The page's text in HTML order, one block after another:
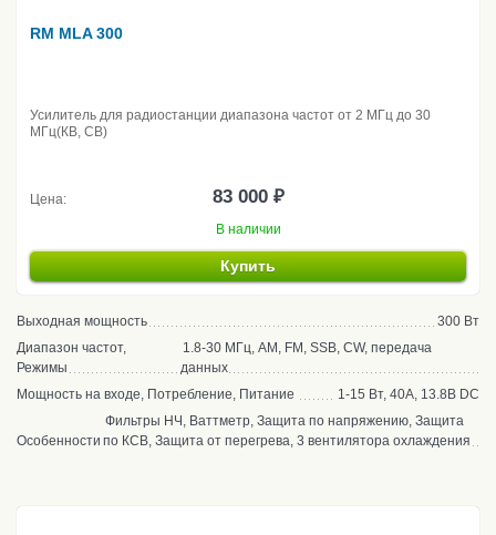
RM MLA 300
Усилитель для радиостанции диапазона частот от 2 МГц до 30
МГц(КВ, CB)
Цена: 83 000 ₽
В наличии
Купить
Выходная мощность
300 Вт
Диапазон частот,
Режимы
1.8-30 МГц, AM, FM, SSB, CW, передача
данных
Мощность на входе, Потребление, Питание
1-15 Вт, 40А, 13.8В DC
Особенности
Фильтры НЧ, Ваттметр, Защита по напряжению, Защита
по КСВ, Защита от перегрева, 3 вентилятора охлаждения